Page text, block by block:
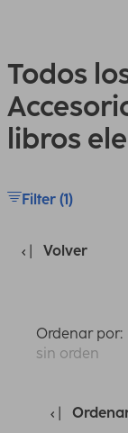
Todos
libros
Filter (1)
Volver
Ordenar por:
sin orden